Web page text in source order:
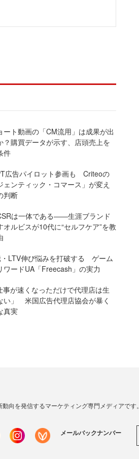
ート動画の「CM流用」は成果が出
？購買データが示す、店頭売上を
件
広告パイロット参画も Criteoの
ェンティック・コマース」が変え
判断
は一体である――生涯ブランド
オルビスが10代に“セルフケア”を教
LTV伸び悩みを打破する ゲーム
ワードUA「Freecash」の実力
事が速くなっただけで代理店は生
い」 米国広告代理店協会が暴く
真実
向を発信するマーケティング専門メディアです。
メールバックナンバー